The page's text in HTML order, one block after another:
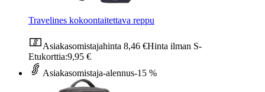
Travelines kokoontaitettava reppu
Asiakasomistajahinta 8,46 €Hinta ilman S-
Etukorttia:9,95 €
Asiakasomistaja-alennus-15 %